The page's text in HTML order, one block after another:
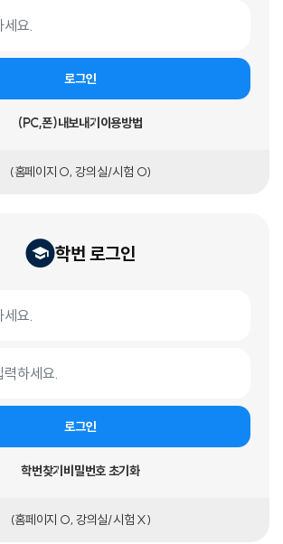
로그인
(PC,폰)내보내기이용방법
(홈페이지 O, 강의실/시험 O)
학번 로그인
로그인
학번찾기비밀번호 초기화
(홈페이지 O, 강의실/시험 X)